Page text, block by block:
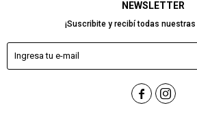
NEWSLETTER
¡Suscribite y recibí todas
 